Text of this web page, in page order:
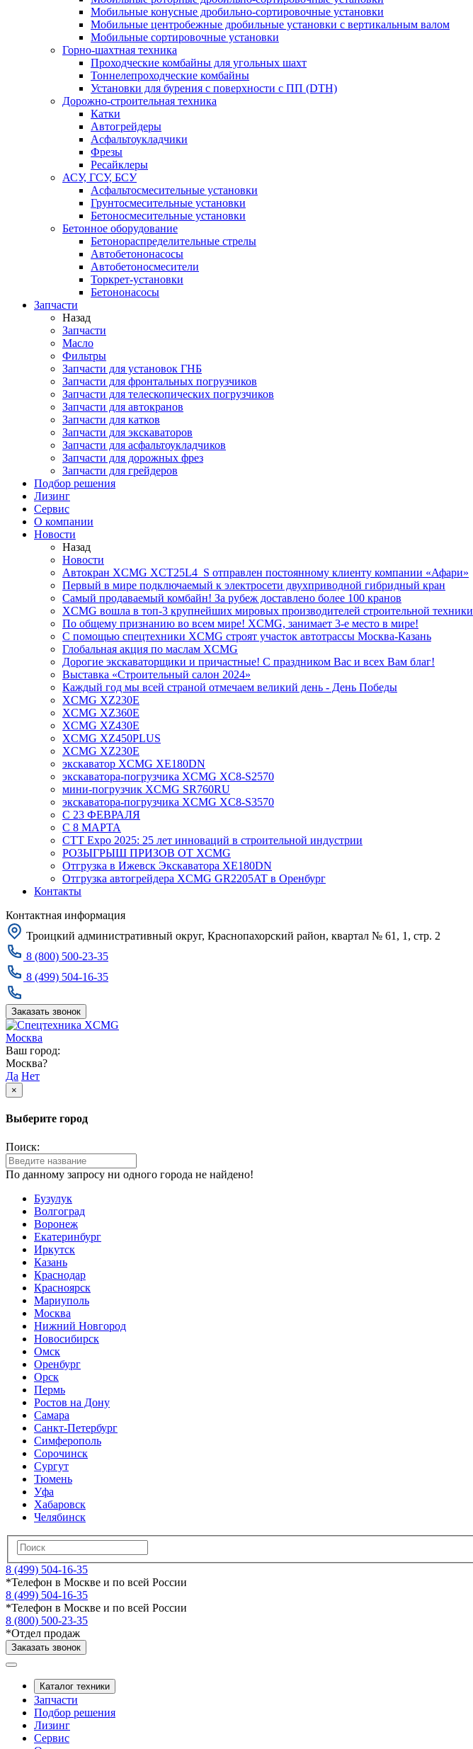
Мобильные конусные дробильно-сортировочные установки
Мобильные центробежные дробильные установки с вертикальным валом
Мобильные сортировочные установки
Горно-шахтная техника
Проходческие комбайны для угольных шахт
Тоннелепроходческие комбайны
Установки для бурения с поверхности с ПП (DTH)
Дорожно-строительная техника
Катки
Автогрейдеры
Асфальтоукладчики
Фрезы
Ресайклеры
АСУ, ГСУ, БСУ
Асфальтосмесительные установки
Грунтосмесительные установки
Бетоносмесительные установки
Бетонное оборудование
Бетонораспределительные стрелы
Автобетононасосы
Автобетоносмесители
Торкрет-установки
Бетононасосы
Запчасти
Назад
Запчасти
Масло
Фильтры
Запчасти для установок ГНБ
Запчасти для фронтальных погрузчиков
Запчасти для телескопических погрузчиков
Запчасти для автокранов
Запчасти для катков
Запчасти для экскаваторов
Запчасти для асфальтоукладчиков
Запчасти для дорожных фрез
Запчасти для грейдеров
Подбор решения
Лизинг
Сервис
О компании
Новости
Назад
Новости
Автокран XCMG XCT25L4_S отправлен постоянному клиенту компании «Афари»
Первый в мире подключаемый к электросети двухприводной гибридный кран
Самый продаваемый комбайн! За рубеж доставлено более 100 кранов
XCMG вошла в топ-3 крупнейших мировых производителей строительной техники
По общему признанию во всем мире! XCMG, занимает 3-е место в мире!
С помощью спецтехники XCMG строят участок автотрассы Москва-Казань
Глобальная акция по маслам XCMG
Дорогие экскаваторщики и причастные! С праздником Вас и всех Вам благ!
Выставка «Строительный салон 2024»
Каждый год мы всей страной отмечаем великий день - День Победы
XCMG XZ230E
XCMG XZ360E
XCMG XZ430E
XCMG XZ450PLUS
XCMG XZ230E
экскаватор XCMG XE180DN
экскаватора-погрузчика XCMG XC8-S2570
мини-погрузчик XCMG SR760RU
экскаватора-погрузчика XCMG XC8-S3570
С 23 ФЕВРАЛЯ
С 8 МАРТА
CTT Expo 2025: 25 лет инноваций в строительной индустрии
РОЗЫГРЫШ ПРИЗОВ ОТ XCMG
Отгрузка в Ижевск Экскаватора XE180DN
Отгрузка автогрейдера XCMG GR2205AT в Оренбург
Контакты
Контактная информация
Троицкий административный округ, Краснопахорский район, квартал № 61, 1, стр. 2
8 (800) 500-23-35
8 (499) 504-16-35
Заказать звонок
Москва
Ваш город:
Москва?
Да Нет
×
Выберите город
Поиск:
По данному запросу ни одного города не найдено!
Бузулук
Волгоград
Воронеж
Екатеринбург
Иркутск
Казань
Краснодар
Красноярск
Мариуполь
Москва
Нижний Новгород
Новосибирск
Омск
Оренбург
Орск
Пермь
Ростов на Дону
Самара
Санкт-Петербург
Симферополь
Сорочинск
Сургут
Тюмень
Уфа
Хабаровск
Челябинск
8 (499) 504-16-35
*Телефон в Москве и по всей России
8 (499) 504-16-35
*Телефон в Москве и по всей России
8 (800) 500-23-35
*Отдел продаж
Заказать звонок
Каталог техники
Запчасти
Подбор решения
Лизинг
Сервис